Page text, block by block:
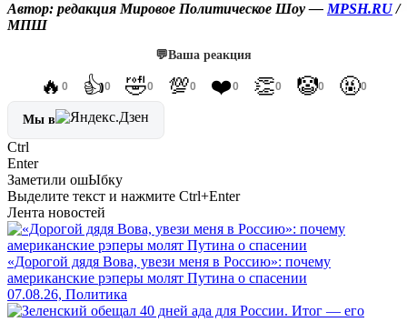
Автор: редакция Мировое Политическое Шоу — MPSH.RU/
МПШ
💬Ваша реакция
🔥 0 👍0 🤣0 💯0 ❤️0 👏0 🤡0 🤬0
Мы в
Ctrl
Enter
Заметили ошЫбку
Выделите текст и нажмите Ctrl+Enter
Лента новостей
«Дорогой дядя Вова, увези меня в Россию»: почему
американские рэперы молят Путина о спасении
07.08.26, Политика